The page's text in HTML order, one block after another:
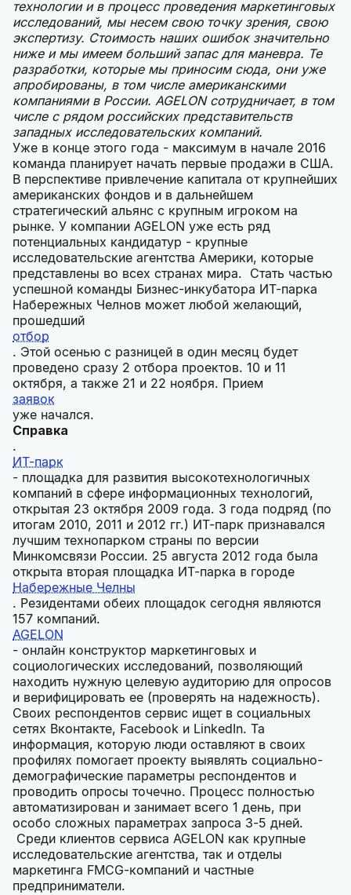
технологии и в процесс проведения маркетинговых
исследований, мы несем свою точку зрения, свою
экспертизу. Стоимость наших ошибок значительно
ниже и мы имеем больший запас для маневра. Те
разработки, которые мы приносим сюда, они уже
апробированы, в том числе американскими
компаниями в России. AGELON сотрудничает, в том
числе с рядом российских представительств
западных исследовательских компаний.
Уже в конце этого года - максимум в начале 2016
команда планирует начать первые продажи в США.
В перспективе привлечение капитала от крупнейших
американских фондов и в дальнейшем
стратегический альянс с крупным игроком на
рынке. У компании AGELON уже есть ряд
потенциальных кандидатур - крупные
исследовательские агентства Америки, которые
представлены во всех странах мира. Стать частью
успешной команды Бизнес-инкубатора ИТ-парка
Набережных Челнов может любой желающий,
прошедший
отбор
. Этой осенью с разницей в один месяц будет
проведено сразу 2 отбора проектов. 10 и 11
октября, а также 21 и 22 ноября. Прием
заявок
уже начался.
Справка
.
ИТ-парк
- площадка для развития высокотехнологичных
компаний в сфере информационных технологий,
открытая 23 октября 2009 года. 3 года подряд (по
итогам 2010, 2011 и 2012 гг.) ИТ-парк признавался
лучшим технопарком страны по версии
Минкомсвязи России. 25 августа 2012 года была
открыта вторая площадка ИТ-парка в городе
Набережные Челны
. Резидентами обеих площадок сегодня являются
157 компаний.
AGELON
- онлайн конструктор маркетинговых и
социологических исследований, позволяющий
находить нужную целевую аудиторию для опросов
и верифицировать ее (проверять на надежность).
Своих респондентов сервис ищет в социальных
сетях Вконтакте, Facebook и LinkedIn. Та
информация, которую люди оставляют в своих
профилях помогает проекту выявлять социально-
демографические параметры респондентов и
проводить опросы точечно. Процесс полностью
автоматизирован и занимает всего 1 день, при
особо сложных параметрах запроса 3-5 дней.
Среди клиентов сервиса AGELON как крупные
исследовательские агентства, так и отделы
маркетинга FMCG-компаний и частные
предприниматели.